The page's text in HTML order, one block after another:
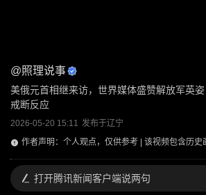
@照理说事
美俄元首相继来访，世界媒体盛赞解放军英
戒断反应
2026-05-20 15:11 发布于辽宁
作者声明：个人观点，仅供参考 | 该视频包含历史
打开腾讯新闻客户端说两句